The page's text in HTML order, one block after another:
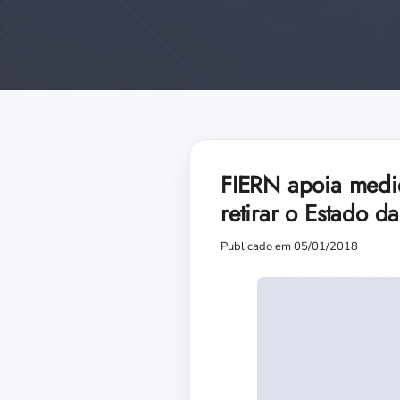
FIERN apoia
retirar o Estado
Publicado em 05/01/2018